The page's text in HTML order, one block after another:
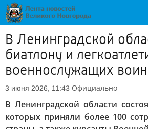
В Ленинградской
биатлону и
военнослужащих
3 июня 2026, 11:43 Официально
В Ленинградской области
которых приняли более 100